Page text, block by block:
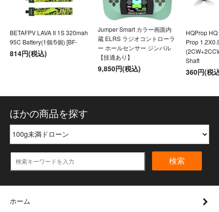
BETAFPV LAVA II 1S 320mah
95C Battery(1個/5個) [BF-
814円(税込)
Jumper Smart カラー画面内
蔵 ELRS ラジオコントローラ
ー ホールセンサー ジンバル
【技適あり】
9,850円(税込)
HQProp
Prop
Shaft
360円(税
ほかの商品を探す
検索
ホーム